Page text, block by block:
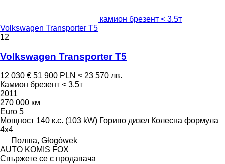
камион брезент < 3.5т
Volkswagen Transporter T5
12
Volkswagen Transporter T5
12 030 € 51 900 PLN ≈ 23 570 лв.
Камион брезент < 3.5т
2011
270 000 км
Euro 5
Мощност 140 к.с. (103 kW) Гориво дизел Колесна формула
4x4
Полша, Głogówek
AUTO KOMIS FOX
Свържете се с продавача